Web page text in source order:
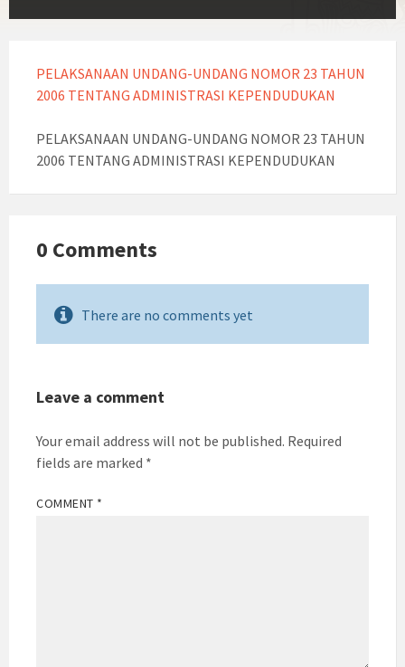
PELAKSANAAN UNDANG-UNDANG NOMOR 23 TAHUN
2006 TENTANG ADMINISTRASI KEPENDUDUKAN
PELAKSANAAN UNDANG-UNDANG NOMOR 23 TAHUN
2006 TENTANG ADMINISTRASI KEPENDUDUKAN
0 Comments
There are no comments yet
Leave a comment
Your email address will not be published. Required
fields are marked *
COMMENT *